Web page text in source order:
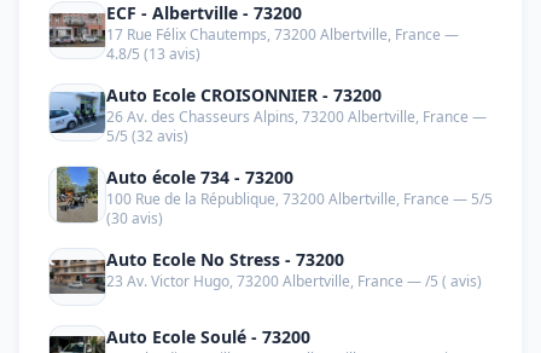
ECF - Albertville - 73200
17 Rue Félix Chautemps, 73200 Albertville, France —
4.8/5 (13 avis)
Auto Ecole CROISONNIER - 73200
26 Av. des Chasseurs Alpins, 73200 Albertville, France —
5/5 (32 avis)
Auto école 734 - 73200
100 Rue de la République, 73200 Albertville, France — 5/5
(30 avis)
Auto Ecole No Stress - 73200
23 Av. Victor Hugo, 73200 Albertville, France — /5 ( avis)
Auto Ecole Soulé - 73200